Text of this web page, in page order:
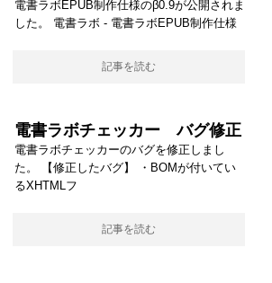
電書ラボEPUB制作仕様のβ0.9が公開されま
した。 電書ラボ - 電書ラボEPUB制作仕様
記事を読む
電書ラボチェッカー バグ修正
電書ラボチェッカーのバグを修正しまし
た。 【修正したバグ】 ・BOMが付いてい
るXHTMLフ
記事を読む